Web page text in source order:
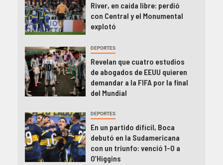
River, en caída libre: perdió
con Central y el Monumental
explotó
DEPORTES
Revelan que cuatro estudios
de abogados de EEUU quieren
demandar a la FIFA por la final
del Mundial
DEPORTES
En un partido difícil, Boca
debutó en la Sudamericana
con un triunfo: venció 1-0 a
O’Higgins